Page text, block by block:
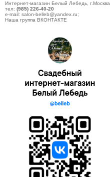
Интернет-магазин Белый Лебедь, г.Москва
тел: (985) 226-40-20
e-mail: salon-belleb@yandex.ru;
Наша группа ВКОНТАКТЕ